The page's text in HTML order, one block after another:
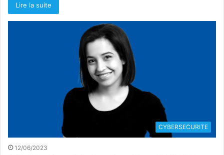
Lire la suite
CYBERSECURITE
12/06/2023